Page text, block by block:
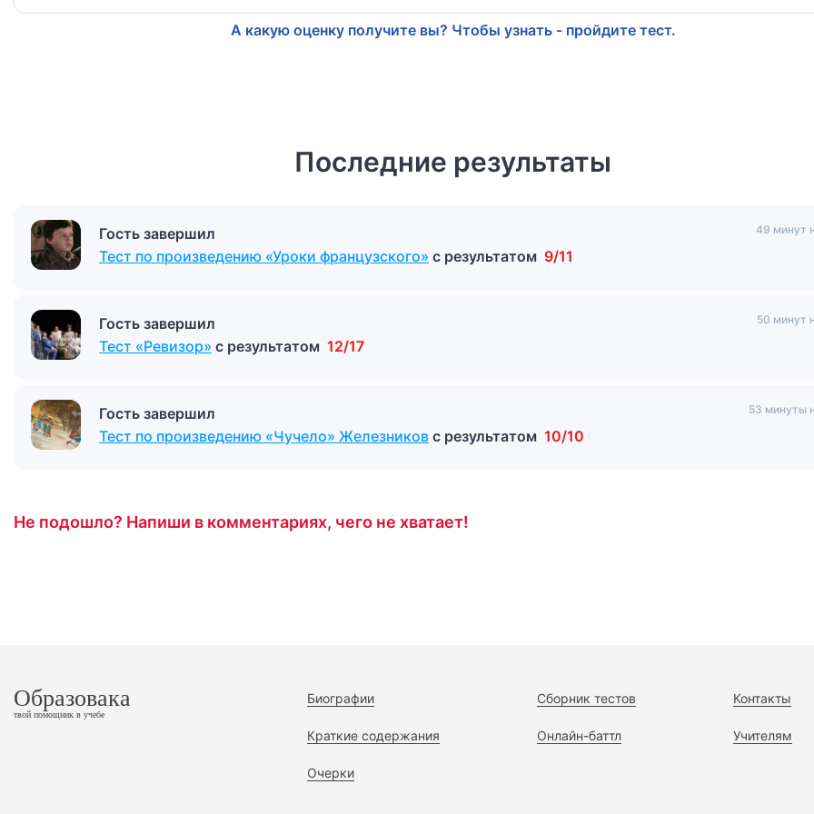
А какую оценку получите вы? Чтобы узнать - пройдите тест.
Последние результаты
Гость завершил
Тест по произведению «Уроки французского» с результатом 9/11
49 минут
Гость завершил
Тест «Ревизор» с результатом 12/17
50 минут
Гость завершил
Тест по произведению «Чучело» Железников с результатом 10/10
53 минуты
Не подошло? Напиши в комментариях, чего не хватает!
Образовака
твой помощник в учебе
Биографии
Краткие содержания
Очерки
Сборник тестов
Онлайн-баттл
Контакты
Учителям